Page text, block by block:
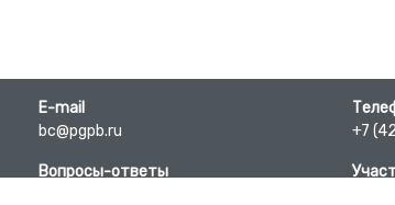
E-mail
bc@pgpb.ru
Вопросы-ответы
+7